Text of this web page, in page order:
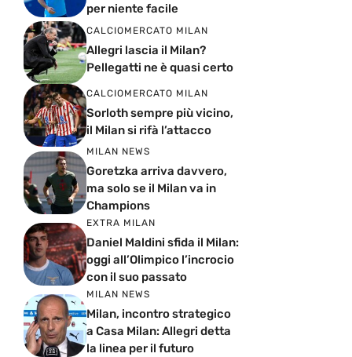
per niente facile
CALCIOMERCATO MILAN
Allegri lascia il Milan?
Pellegatti ne è quasi certo
CALCIOMERCATO MILAN
Sorloth sempre più vicino,
il Milan si rifà l’attacco
MILAN NEWS
Goretzka arriva davvero,
ma solo se il Milan va in
Champions
EXTRA MILAN
Daniel Maldini sfida il Milan:
oggi all’Olimpico l’incrocio
con il suo passato
MILAN NEWS
Milan, incontro strategico
a Casa Milan: Allegri detta
la linea per il futuro